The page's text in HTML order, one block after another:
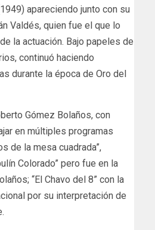
apareciendo junto con su
Valdés, quien fue el que lo
la actuación. Bajo papeles de
continuó haciendo
durante la época de Oro del
Gómez Bolaños, con
en múltiples programas
de la mesa cuadrada”,
Colorado” pero fue en la
“El Chavo del 8” con la
por su interpretación de